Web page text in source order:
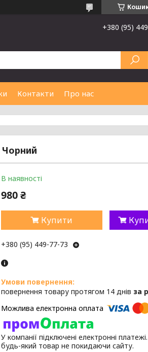
+380 (95)
Контакти Про нас
В наявності
980 ₴
Купити
+380 (95) 449-77-73
повернення товару протягом 14 днів за
У компанії підключені електронні
будь-який товар не покидаючи сайту.